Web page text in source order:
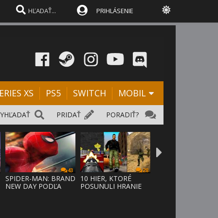
PRIHLÁSENIE
XS PS5 SWITCH MOBIL
PORADIŤ?
PRIDAŤ
43
SPIDER-MAN: BRAND
NEW DAY PODĽA
28
10 HIER, KTORÉ
POSUNULI HRANIE